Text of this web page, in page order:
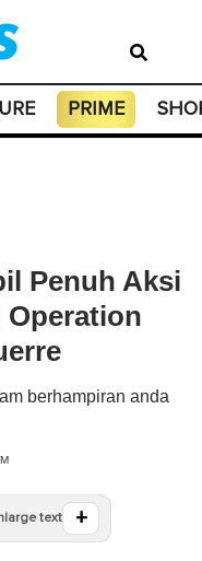
PRIME
Penuh Aksi
Operation
berhampiran anda
text +